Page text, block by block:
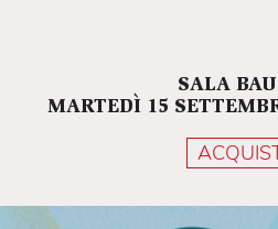
SALA
MARTEDÌ 15